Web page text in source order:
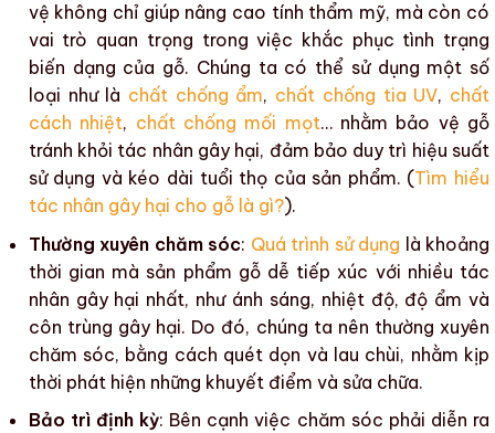
vệ không chỉ giúp nâng cao tính thẩm mỹ, mà còn có
vai trò quan trọng trong việc khắc phục tình trạng
biến dạng của gỗ. Chúng ta có thể sử dụng một số
loại như là chất chống ẩm, chất chống tia UV, chất
cách nhiệt, chất chống mối mọt… nhằm bảo vệ gỗ
tránh khỏi tác nhân gây hại, đảm bảo duy trì hiệu suất
sử dụng và kéo dài tuổi thọ của sản phẩm. (Tìm hiểu
tác nhân gây hại cho gỗ là gì?).
Thường xuyên chăm sóc: Quá trình sử dụng là khoảng
thời gian mà sản phẩm gỗdễ tiếp xúc với nhiều tác
nhân gây hại nhất, như ánh sáng, nhiệt độ, độ ẩm và
côn trùng gây hại. Do đó, chúng ta nên thường xuyên
chăm sóc, bằng cách quét dọn và lau chùi, nhằm kịp
thời phát hiện những khuyết điểm và sửa chữa.
Bảo trì định kỳ: Bên cạnh việc chăm sóc phải diễn ra